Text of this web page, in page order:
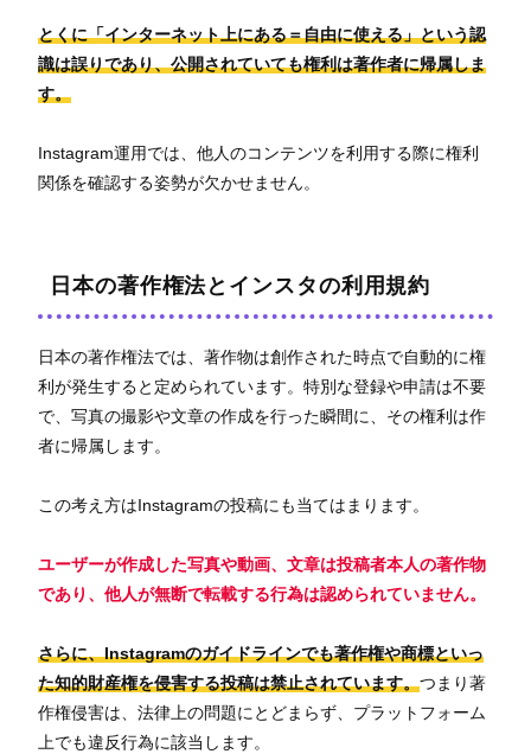
とくに「インターネット上にある＝自由に使える」という認
識は誤りであり、公開されていても権利は著作者に帰属しま
す。
Instagram運用では、他人のコンテンツを利用する際に権利
関係を確認する姿勢が欠かせません。
日本の著作権法とインスタの利用規約
日本の著作権法では、著作物は創作された時点で自動的に権
利が発生すると定められています。特別な登録や申請は不要
で、写真の撮影や文章の作成を行った瞬間に、その権利は作
者に帰属します。
この考え方はInstagramの投稿にも当てはまります。
ユーザーが作成した写真や動画、文章は投稿者本人の著作物
であり、他人が無断で転載する行為は認められていません。
さらに、Instagramのガイドラインでも著作権や商標といっ
た知的財産権を侵害する投稿は禁止されています。つまり著
作権侵害は、法律上の問題にとどまらず、プラットフォーム
上でも違反行為に該当します。